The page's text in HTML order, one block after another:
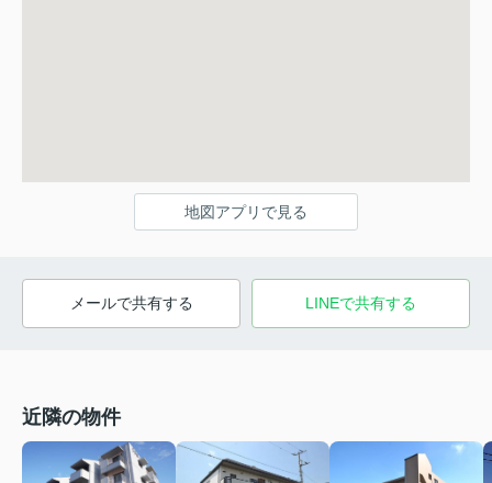
地図アプリで見る
メールで共有する LINEで共有する
近隣の物件